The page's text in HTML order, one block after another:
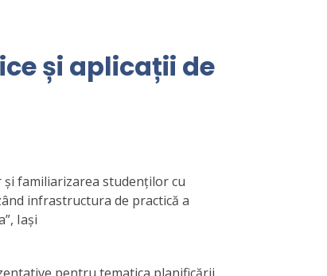
și aplicații de
familiarizarea studenților cu
infrastructura de practică a
Iași